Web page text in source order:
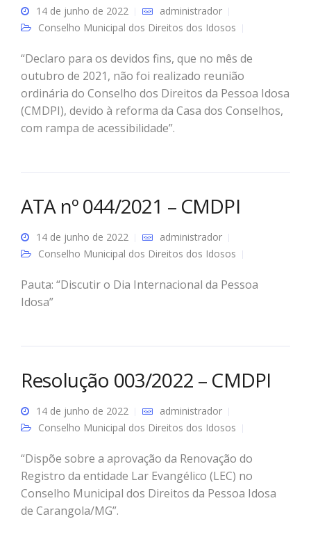
14 de junho de 2022
administrador
Conselho Municipal dos Direitos dos Idosos
“Declaro para os devidos fins, que no mês de
outubro de 2021, não foi realizado reunião
ordinária do Conselho dos Direitos da Pessoa Idosa
(CMDPI), devido à reforma da Casa dos Conselhos,
com rampa de acessibilidade”.
ATA nº 044/2021 – CMDPI
14 de junho de 2022
administrador
Conselho Municipal dos Direitos dos Idosos
Pauta: “Discutir o Dia Internacional da Pessoa
Idosa”
Resolução 003/2022 – CMDPI
14 de junho de 2022
administrador
Conselho Municipal dos Direitos dos Idosos
“Dispõe sobre a aprovação da Renovação do
Registro da entidade Lar Evangélico (LEC) no
Conselho Municipal dos Direitos da Pessoa Idosa
de Carangola/MG”.